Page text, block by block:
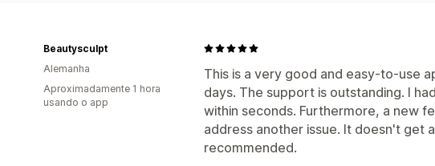
This is a very good and easy-to-use
days. The support is outstanding. I
within seconds. Furthermore, a new
address another issue. It doesn't get
recommended.
Beautysculpt
Alemanha
Aproximadamente 1 hora
usando o app